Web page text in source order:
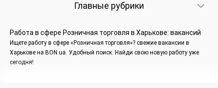
Главные рубрики
Работа в сфере Розничная торговля в Харькове: вакансий
Ищете работу в сфере «Розничная торговля»? свежие вакансии в
Харькове на BON.ua. Удобный поиск. Найди свою новую работу уже
сегодня!